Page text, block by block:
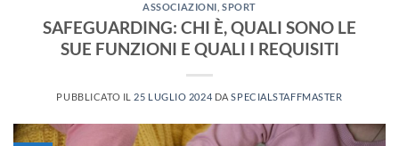
ASSOCIAZIONI ,SPORT
SAFEGUARDING: CHI È, QUALI SONO LE
SUE FUNZIONI E QUALI I REQUISITI
PUBBLICATO IL 25 LUGLIO 2024 DASPECIALSTAFFMASTER